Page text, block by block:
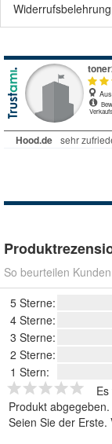
Widerrufsbelehrung
So beurteilen
5 Sterne:
4 Sterne:
3 Sterne:
2 Sterne:
1 Stern:
Produkt abgegeben.
Seien Sie der Erste.